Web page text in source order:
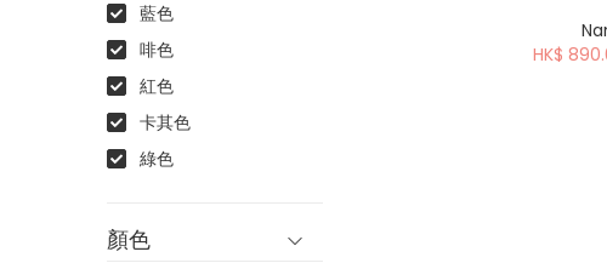
HK$
藍色
啡色
紅色
卡其色
綠色
顏色